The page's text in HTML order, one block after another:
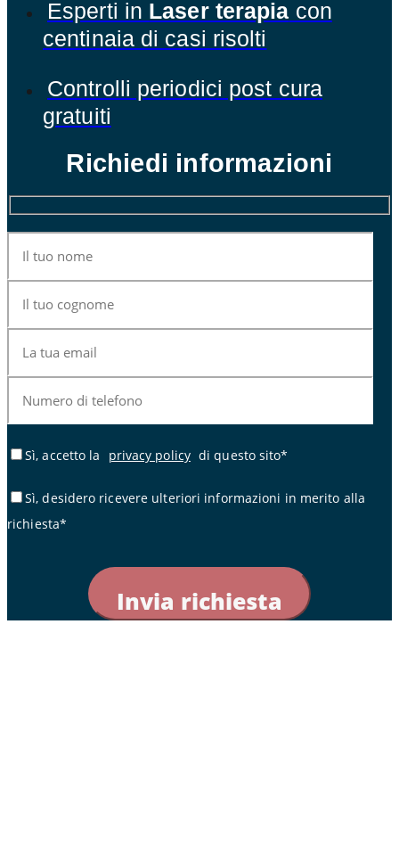
Esperti in Laser terapia con
centinaia di casi risolti
Controlli periodici post cura
gratuiti
Richiedi informazioni
Sì, accetto la privacy policy di questo sito*
Sì, desidero ricevere ulteriori informazioni in merito alla
richiesta*